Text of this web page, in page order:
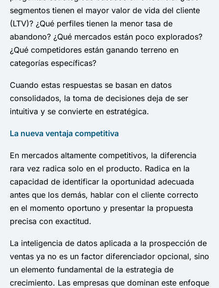
segmentos tienen el mayor valor de vida del cliente
(LTV)? ¿Qué perfiles tienen la menor tasa de
abandono? ¿Qué mercados están poco explorados?
¿Qué competidores están ganando terreno en
categorías específicas?
Cuando estas respuestas se basan en datos
consolidados, la toma de decisiones deja de ser
intuitiva y se convierte en estratégica.
La nueva ventaja competitiva
En mercados altamente competitivos, la diferencia
rara vez radica solo en el producto. Radica en la
capacidad de identificar la oportunidad adecuada
antes que los demás, hablar con el cliente correcto
en el momento oportuno y presentar la propuesta
precisa con exactitud.
La inteligencia de datos aplicada a la prospección de
ventas ya no es un factor diferenciador opcional, sino
un elemento fundamental de la estrategia de
crecimiento. Las empresas que dominan este enfoque